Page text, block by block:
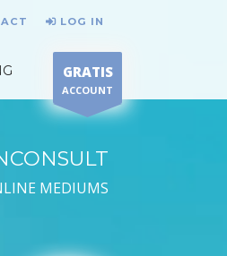
LOG IN
GRATIS
ACCOUNT
MEDIUMS